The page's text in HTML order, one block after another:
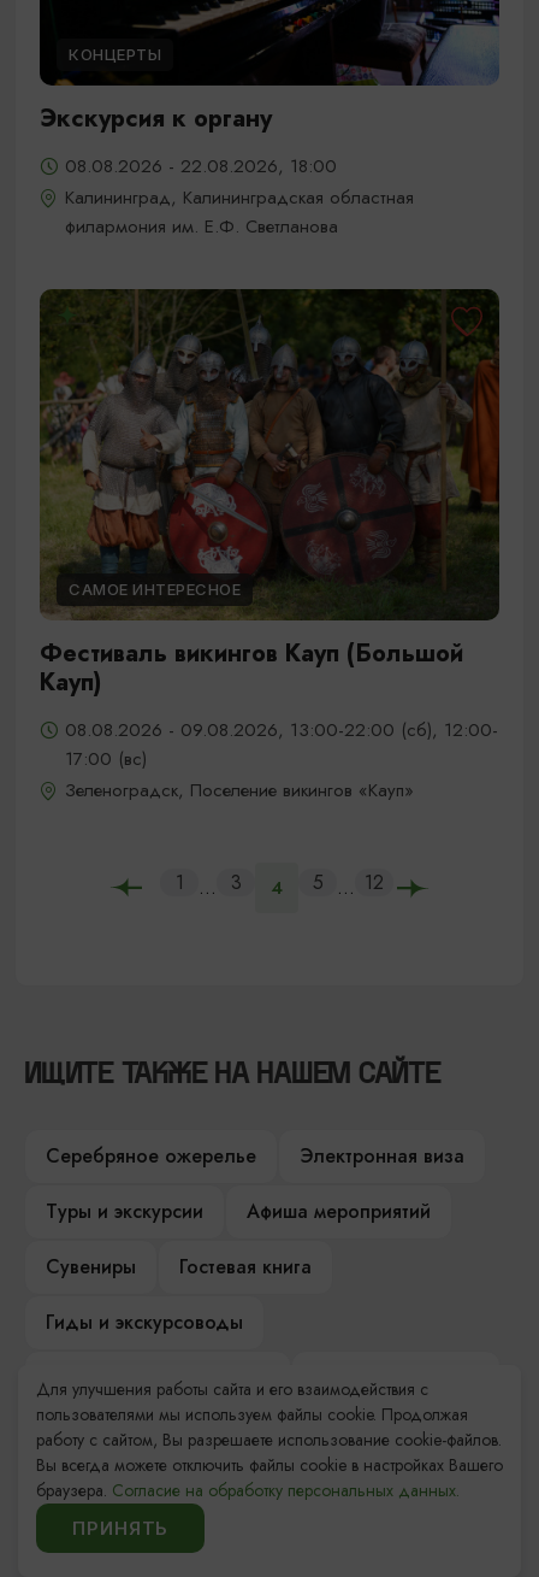
КОНЦЕРТЫ
Экскурсия к органу
08.08.2026 - 22.08.2026, 18:00
Калининград, Калининградская областная
филармония им. Е.Ф. Светланова
САМОЕ ИНТЕРЕСНОЕ
Фестиваль викингов Кауп (Большой
Кауп)
08.08.2026 - 09.08.2026, 13:00-22:00 (сб), 12:00-
17:00 (вс)
Зеленоградск, Поселение викингов «Кауп»
1 ... 3 4 5 ... 12
ИЩИТЕ ТАКЖЕ НА НАШЕМ САЙТЕ
Серебряное ожерелье
Электронная виза
Туры и экскурсии
Афиша мероприятий
Сувениры
Гостевая книга
Гиды и экскурсоводы
Достопримечательности
Карты и маршруты
Рестораны
Гостиницы
Как доехать
Компас Балтийской кухни
Настоящий Калининградец
Для улучшения работы сайта и его взаимодействия с
пользователями мы используем файлы cookie. Продолжая
работу с сайтом, Вы разрешаете использование cookie-файлов.
Вы всегда можете отключить файлы cookie в настройках Вашего
браузера. Согласие на обработку персональных данных.
ПРИНЯТЬ